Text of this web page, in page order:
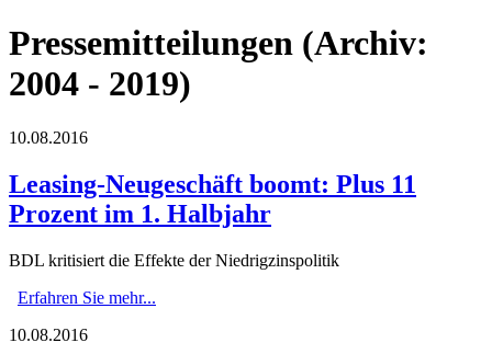
Pressemitteilungen (Archiv:
2004 - 2019)
10.08.2016
Leasing-Neugeschäft boomt: Plus 11
Prozent im 1. Halbjahr
BDL kritisiert die Effekte der Niedrigzinspolitik
Erfahren Sie mehr...
10.08.2016